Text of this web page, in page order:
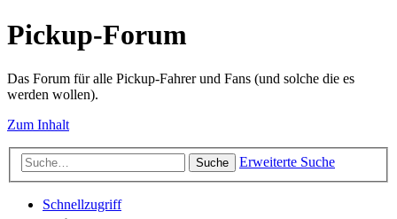
Pickup-Forum
Das Forum für alle Pickup-Fahrer und Fans (und solche die es
werden wollen).
Zum Inhalt
Suche Erweiterte Suche
Schnellzugriff